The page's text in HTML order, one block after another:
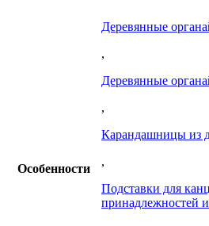
Особенности
Деревянные
,
Деревянные
,
Карандашницы из
,
Подставки для
принадлежностей